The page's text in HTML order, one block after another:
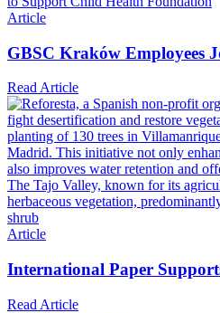
Article
GBSC Kraków Employees
Read Article
Article
International Paper
Read Article